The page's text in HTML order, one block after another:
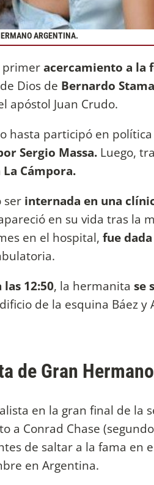
ARGENTINA.
primeracercamiento a la
Dios de Bernardo
apóstol Juan Crudo.
hasta participó en
Sergio Massa. Luego,
Cámpora.
ser internada en una
en su vida tras la
en el hospital, fue
12:50, la hermanita se
de la esquina Báez y
de Gran
en la gran final de la
a Conrad Chase
de saltar a la fama en
en Argentina.